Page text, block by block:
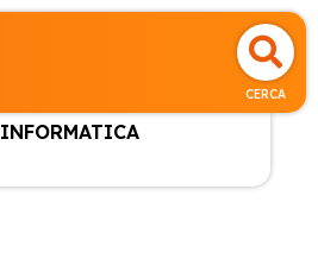
CERCA
INFORMATICA